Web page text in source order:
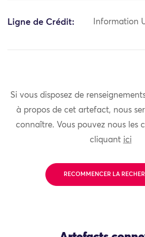
Ligne de Crédit: Information
Si vous disposez de
à propos de cet artefact, nous
connaître. Vous pouvez nous les
cliquant ici
RECOMMENCER LA